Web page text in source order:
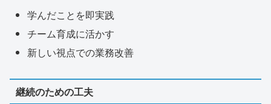
学んだことを即実践
チーム育成に活かす
新しい視点での業務改善
継続のための工夫